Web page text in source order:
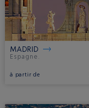
MADRID
Espagne.
à partir de